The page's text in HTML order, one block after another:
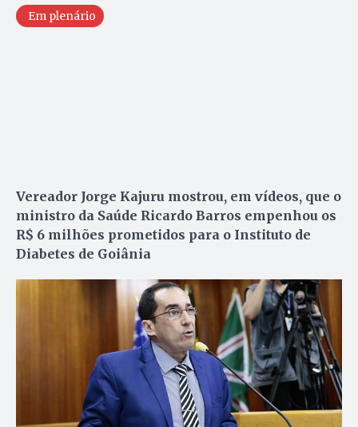
Em plenário
Vereador Jorge Kajuru mostrou, em vídeos, que o
ministro da Saúde Ricardo Barros empenhou os
R$ 6 milhões prometidos para o Instituto de
Diabetes de Goiânia